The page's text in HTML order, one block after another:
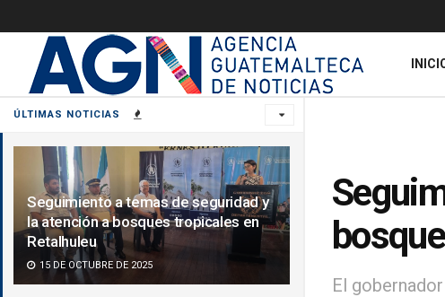
ÚLTIMAS NOTICIAS
Seguimiento a temas de seguridad y
la atención a bosques tropicales en
Retalhuleu
15 DE OCTUBRE DE 2025
El